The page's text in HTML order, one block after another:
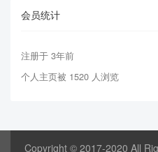
会员统计
注册于 3年前
个人主页被 1520 人浏览
Copyright © 2017-2020 All